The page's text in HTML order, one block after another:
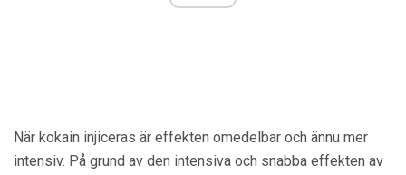
När kokain injiceras är effekten omedelbar och ännu mer
intensiv. På grund av den intensiva och snabba effekten av